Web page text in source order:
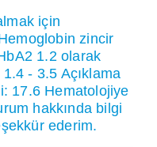
için
zincir
1.2 olarak
1.4 - 3.5 Açıklama
17.6 Hematolojiye
hakkında bilgi
ederim.